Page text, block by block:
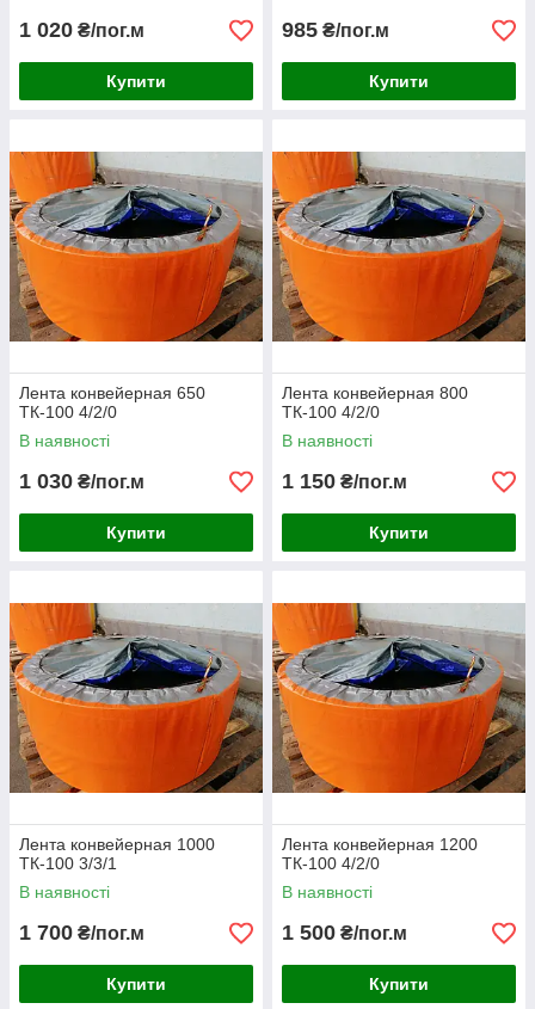
1 020 ₴/пог.м
Купити
985 ₴/пог.м
Купити
Лента конвейерная 650
ТК-100 4/2/0
В наявності
1 030 ₴/пог.м
Купити
Лента конвейерная 800
ТК-100 4/2/0
В наявності
1 150 ₴/пог.м
Купити
Лента конвейерная 1000
ТК-100 3/3/1
В наявності
1 700 ₴/пог.м
Купити
Лента конвейерная 1200
ТК-100 4/2/0
В наявності
1 500 ₴/пог.м
Купити